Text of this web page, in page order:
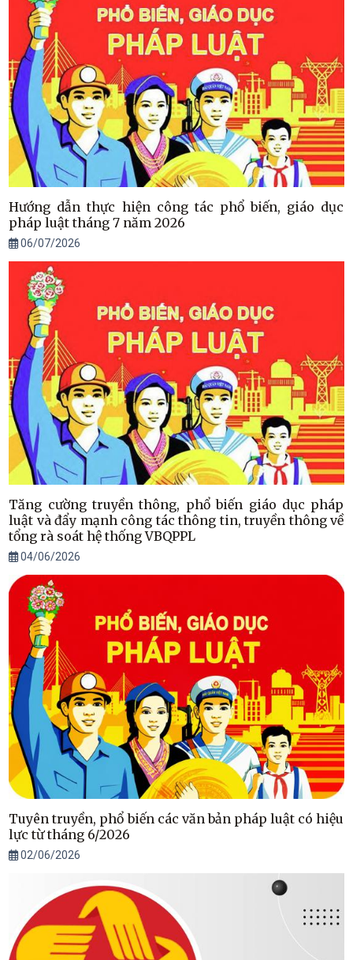
Hướng dẫn thực hiện công tác phổ biến, giáo dục
pháp luật tháng 7 năm 2026
06/07/2026
Tăng cường truyền thông, phổ biến giáo dục pháp
luật và đẩy mạnh công tác thông tin, truyền thông về
tổng rà soát hệ thống VBQPPL
04/06/2026
Tuyên truyền, phổ biến các văn bản pháp luật có hiệu
lực từ tháng 6/2026
02/06/2026